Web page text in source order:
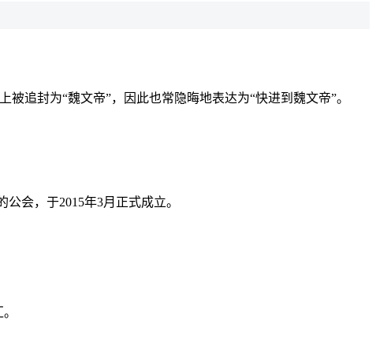
追封为“魏文帝”，因此也常隐晦地表达为“快进到魏文帝”。
会，于2015年3月正式成立。